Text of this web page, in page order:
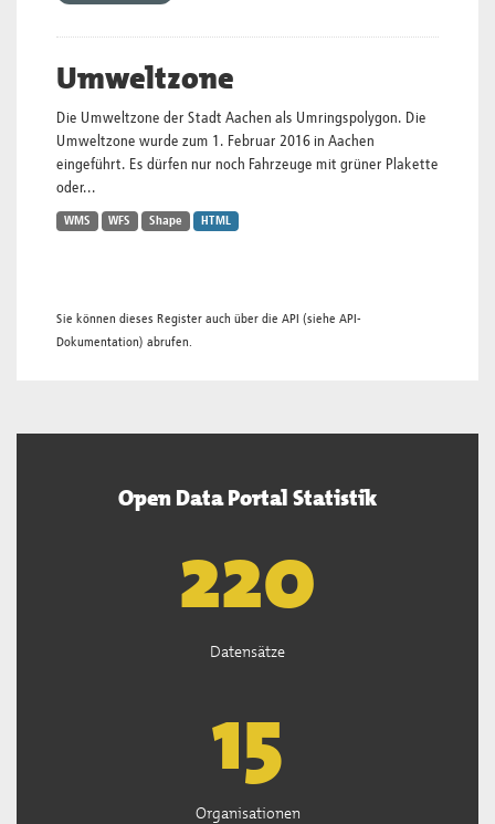
Umweltzone
Die Umweltzone der Stadt Aachen als Umringspolygon. Die
Umweltzone wurde zum 1. Februar 2016 in Aachen
eingeführt. Es dürfen nur noch Fahrzeuge mit grüner Plakette
oder...
WMS WFS Shape HTML
Sie können dieses Register auch über die API (siehe API-
Dokumentation) abrufen.
Open Data Portal Statistik
221
Datensätze
15
Organisationen